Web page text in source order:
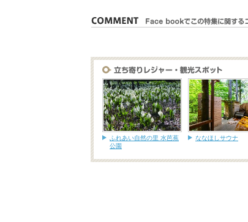
ふれあい自然の里 水芭蕉
公園
ななほしサウナ